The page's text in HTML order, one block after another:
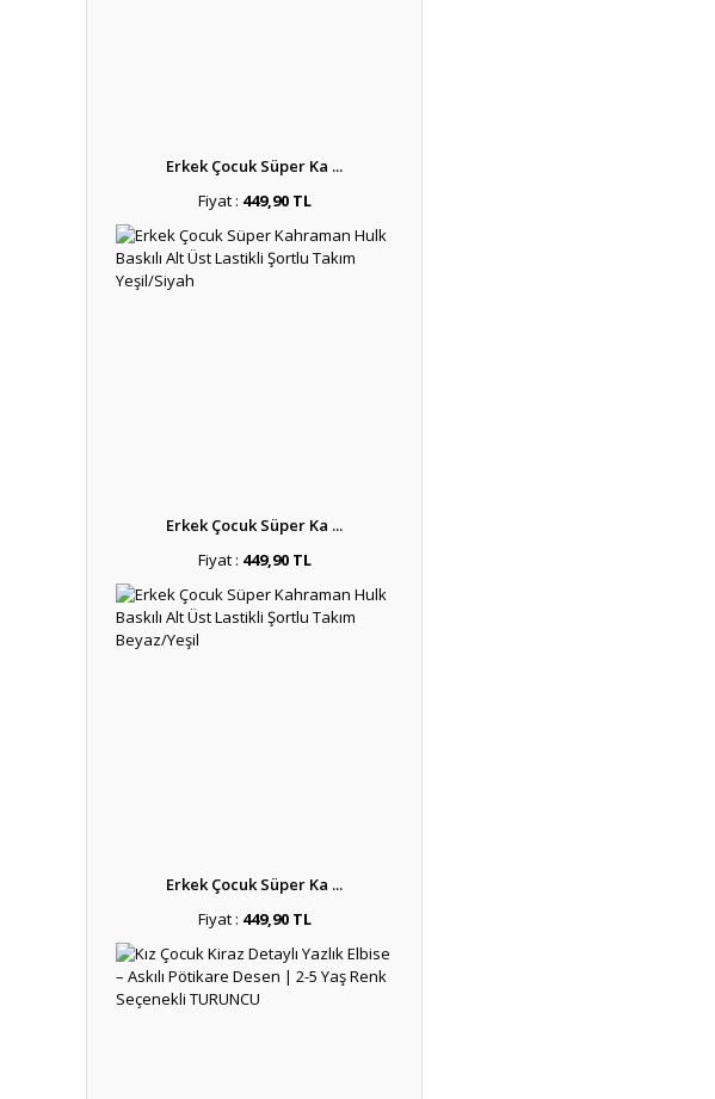
Erkek Çocuk Süper Ka ...
Fiyat : 449,90 TL
Erkek Çocuk Süper Ka ...
Fiyat : 449,90 TL
Erkek Çocuk Süper Ka ...
Fiyat : 449,90 TL